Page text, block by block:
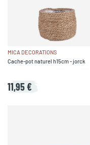
MICA DECORATIONS
Cache-pot naturel h15cm - jorck
11,95 €